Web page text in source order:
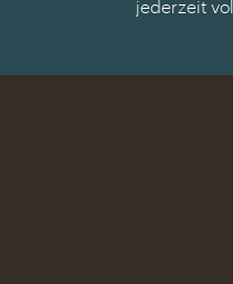
jederzeit